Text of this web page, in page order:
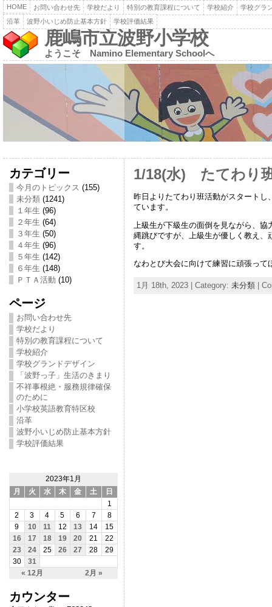
HOME お問い合わせ先 学校だより 特別の教育課程について 学校紹介
学校グラ
沿革
波野小いじめ防止基本方針 学校評価結果
鹿嶋市立波野小学校
ようこそ Namino Elementary Schoolへ
カテゴリー
今月のトピックス (155)
未分類(1241)
１年生 (96)
２年生 (64)
３年生 (50)
４年生 (96)
５年生 (142)
６年生 (148)
ＰＴＡ活動 (10)
ページ
お問い合わせ先
学校だより
特別の教育課程について
学校紹介
学校グランドデザイン
「波野っ子」生活のきまり
不祥事根絶・服務規律確保
のために
小学校英語教育特区校
沿革
波野小いじめ防止基本方針
学校評価結果
2023年1月
月
火 水 木 金 土 日
« 12月 2月 »
1
2
3 4 5 6 7
8
9
10 11 12 13 14
15
16
17 18 19 20 21
22
23
24 25 26 27 28
29
30
31
カウンター
1/18(水) たてわり
昨日よりたてわり班活動がスタート
ています。
上級生が下級生の面倒を見ながら、
縄跳びですが、上級生が優しく教え
す。
なわとび大会に向けて練習に頑張って
1月 18th, 2023 | Category: 未分類|